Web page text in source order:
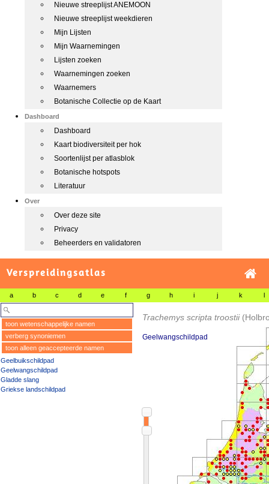
Nieuwe streeplijst ANEMOON
Nieuwe streeplijst weekdieren
Mijn Lijsten
Mijn Waarnemingen
Lijsten zoeken
Waarnemingen zoeken
Waarnemers
Botanische Collectie op de Kaart
Dashboard
Dashboard
Kaart biodiversiteit per hok
Soortenlijst per atlasblok
Botanische hotspots
Literatuur
Over
Over deze site
Privacy
Beheerders en validatoren
Verspreidingsatlas
a b c d e f g h i j k l
toon wetenschappelijke namen
verberg synoniemen
toon alleen geaccepteerde namen
Geelbuikschildpad
Geelwangschildpad
Gladde slang
Griekse landschildpad
Trachemys scripta troostii
Geelwangschildpad